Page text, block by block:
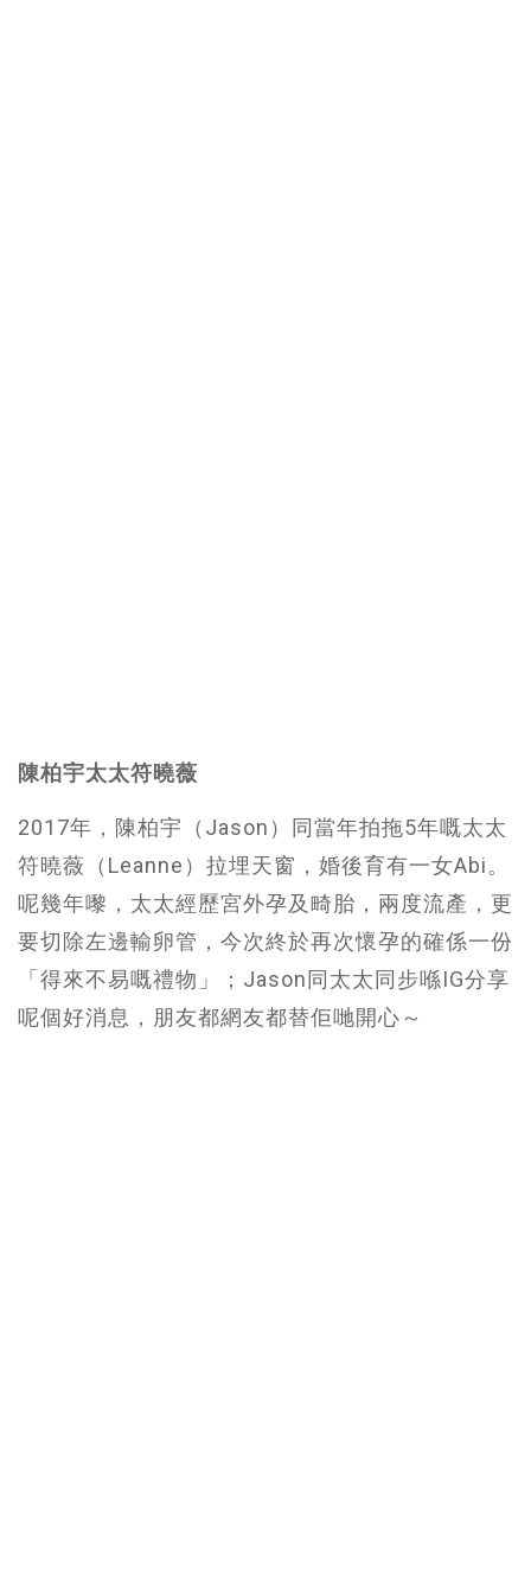
陳柏宇太太符曉薇
2017年，陳柏宇（Jason）同當年拍拖5年嘅太太
符曉薇（Leanne）拉埋天窗，婚後育有一女Abi。
呢幾年嚟，太太經歷宮外孕及畸胎，兩度流產，更
要切除左邊輸卵管，今次終於再次懷孕的確係一份
「得來不易嘅禮物」；Jason同太太同步喺IG分享
呢個好消息，朋友都網友都替佢哋開心～